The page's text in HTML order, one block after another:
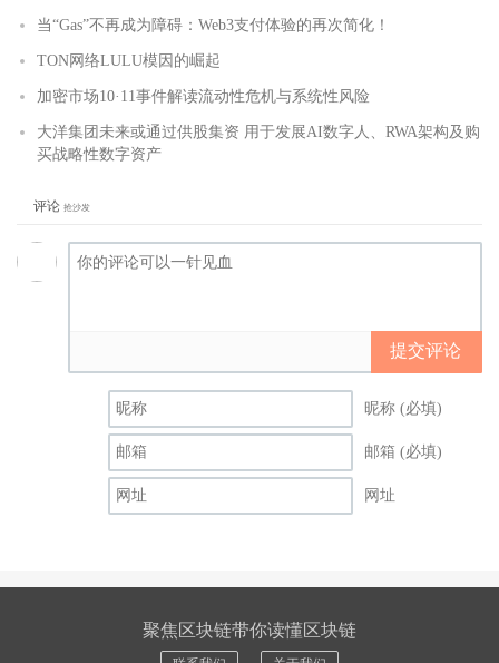
当“Gas”不再成为障碍：Web3支付体验的再次简化！
TON网络LULU模因的崛起
加密市场10·11事件解读流动性危机与系统性风险
大洋集团未来或通过供股集资 用于发展AI数字人、RWA架构及购
买战略性数字资产
评论 抢沙发
提交评论
昵称 (必填)
邮箱 (必填)
网址
聚焦区块链带你读懂区块链